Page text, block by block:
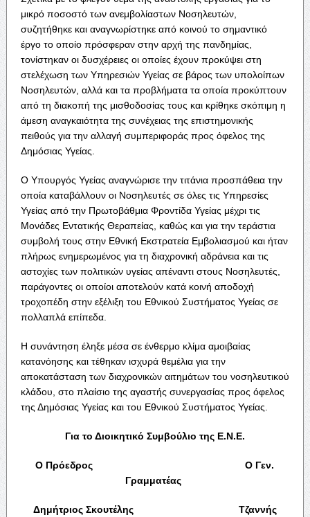
μικρό ποσοστό των ανεμβολίαστων Νοσηλευτών,
συζητήθηκε και αναγνωρίστηκε από κοινού το σημαντικό
έργο το οποίο πρόσφεραν στην αρχή της πανδημίας,
τονίστηκαν οι δυσχέρειες οι οποίες έχουν προκύψει στη
στελέχωση των Υπηρεσιών Υγείας σε βάρος των υπολοίπων
Νοσηλευτών, αλλά και τα προβλήματα τα οποία προκύπτουν
από τη διακοπή της μισθοδοσίας τους και κρίθηκε σκόπιμη η
άμεση αναγκαιότητα της συνέχειας της επιστημονικής
πειθούς για την αλλαγή συμπεριφοράς προς όφελος της
Δημόσιας Υγείας.
Ο Υπουργός Υγείας αναγνώρισε την τιτάνια προσπάθεια την
οποία καταβάλλουν οι Νοσηλευτές σε όλες τις Υπηρεσίες
Υγείας από την Πρωτοβάθμια Φροντίδα Υγείας μέχρι τις
Μονάδες Εντατικής Θεραπείας, καθώς και για την τεράστια
συμβολή τους στην Εθνική Εκστρατεία Εμβολιασμού και ήταν
πλήρως ενημερωμένος για τη διαχρονική αδράνεια και τις
αστοχίες των πολιτικών υγείας απέναντι στους Νοσηλευτές,
παράγοντες οι οποίοι αποτελούν κατά κοινή αποδοχή
τροχοπέδη στην εξέλιξη του Εθνικού Συστήματος Υγείας σε
πολλαπλά επίπεδα.
Η συνάντηση έληξε μέσα σε ένθερμο κλίμα αμοιβαίας
κατανόησης και τέθηκαν ισχυρά θεμέλια για την
αποκατάσταση των διαχρονικών αιτημάτων του νοσηλευτικού
κλάδου, στο πλαίσιο της αγαστής συνεργασίας προς όφελος
της Δημόσιας Υγείας και του Εθνικού Συστήματος Υγείας.
Για το Διοικητικό Συμβούλιο της Ε.Ν.Ε.
Ο Πρόεδρος Ο Γεν.
Γραμματέας
Δημήτριος Σκουτέλης Τζαννής